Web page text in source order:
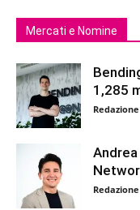
Mercati e Nomine
1,285
Andrea